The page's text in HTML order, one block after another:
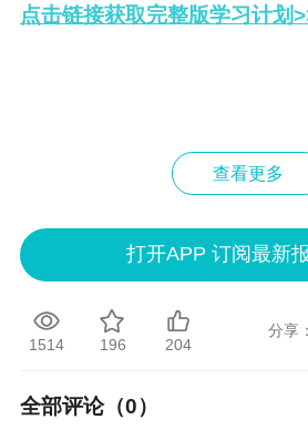
点击链接获取完整版学习计划
查看更多
打开APP 订阅最新
1514 196 204
分享：
全部评论（0）